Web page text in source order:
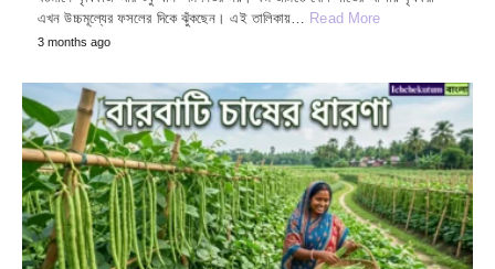
এখন উচ্চমূল্যের ফসলের দিকে ঝুঁকছেন। এই তালিকায়… Read More
3 months ago